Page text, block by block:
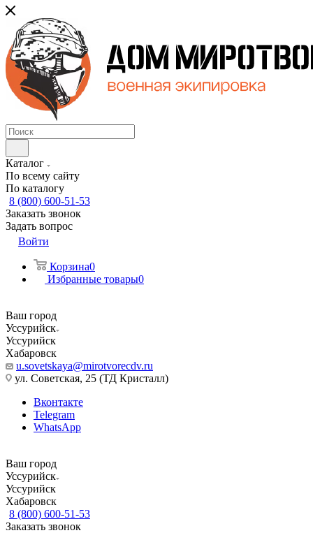
Каталог
По всему сайту
По каталогу
8 (800) 600-51-53
Заказать звонок
Задать вопрос
Войти
Корзина0
Избранные товары0
Ваш город
Уссурийск
Уссурийск
Хабаровск
u.sovetskaya@mirotvorecdv.ru
ул. Советская, 25 (ТД Кристалл)
Вконтакте
Telegram
WhatsApp
Ваш город
Уссурийск
Уссурийск
Хабаровск
8 (800) 600-51-53
Заказать звонок